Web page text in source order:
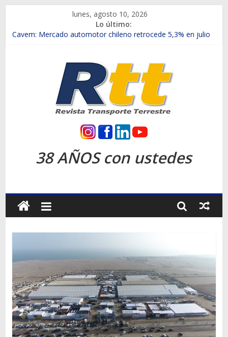
contenido
lunes, agosto 10, 2026
Lo último:
Chile es el primer mercado internacional en lanzar la nueva
Salfa suma vehículos electrificados de Chevrolet en el Biobío
Samex amplía su red con nuevas sucursales en Rancagua y
SINOTRUK Pick-ups presentó la recién estrenada Bolden en
la Expo Compras Públicas 2026
Revista
Transporte
Terrestre
camiones,
motos,
información
del
mundo
del
transporte
38 AÑOS con ustedes